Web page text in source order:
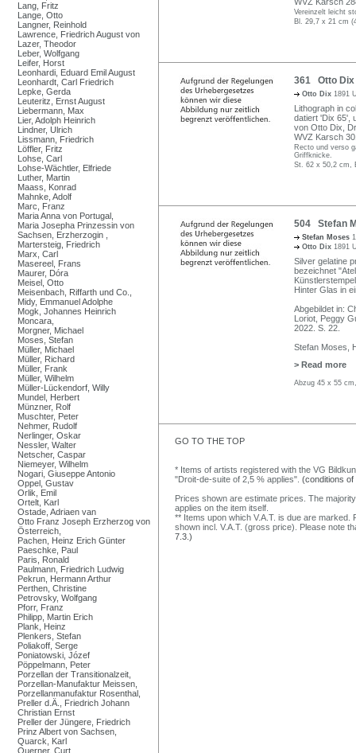
Lang, Fritz
Lange, Otto
Langner, Reinhold
Lawrence, Friedrich August von
Lazer, Theodor
Leber, Wolfgang
Leifer, Horst
Leonhardi, Eduard Emil August
Leonhardt, Carl Friedrich
Lepke, Gerda
Leuteritz, Ernst August
Liebermann, Max
Lier, Adolph Heinrich
Lindner, Ulrich
Lissmann, Friedrich
Löffler, Fritz
Lohse, Carl
Lohse-Wächtler, Elfriede
Luther, Martin
Maass, Konrad
Mahnke, Adolf
Marc, Franz
Maria Anna von Portugal,
Maria Josepha Prinzessin von
Sachsen, Erzherzogin ,
Martersteig, Friedrich
Marx, Carl
Masereel, Frans
Maurer, Dóra
Meisel, Otto
Meisenbach, Riffarth und Co.,
Midy, Emmanuel Adolphe
Mogk, Johannes Heinrich
Moncara,
Morgner, Michael
Moses, Stefan
Müller, Michael
Müller, Richard
Müller, Frank
Müller, Wilhelm
Müller-Lückendorf, Willy
Mundel, Herbert
Münzner, Rolf
Muschter, Peter
Nehmer, Rudolf
Nerlinger, Oskar
Nessler, Walter
Netscher, Caspar
Niemeyer, Wilhelm
Nogari, Giuseppe Antonio
Oppel, Gustav
Orlik, Emil
Ortelt, Karl
Ostade, Adriaen van
Otto Franz Joseph Erzherzog von
Österreich,
Pachen, Heinz Erich Günter
Paeschke, Paul
Paris, Ronald
Paulmann, Friedrich Ludwig
Pekrun, Hermann Arthur
Perthen, Christine
Petrovsky, Wolfgang
Pforr, Franz
Philipp, Martin Erich
Plank, Heinz
Plenkers, Stefan
Poliakoff, Serge
Poniatowski, Józef
Pöppelmann, Peter
Porzellan der Transitionalzeit,
Porzellan-Manufaktur Meissen,
Porzellanmanufaktur Rosenthal,
Preller d.Ä., Friedrich Johann
Christian Ernst
Preller der Jüngere, Friedrich
Prinz Albert von Sachsen,
Quarck, Karl
Querner, Curt
Vereinzelt leicht
Bl. 29,7 x 21 cm
361 Otto Dix
Otto Dix 1891
Lithograph in
datiert 'Dix 65',
von Otto Dix,
WVZ Karsch
Recto und verso
Griffknicke.
St. 62 x 50,2 cm,
504 Stefan
Stefan Moses
Otto Dix 1891
Silver gelatine
bezeichnet
Hinter Glas in
Abgebildet in:
Loriot, Peggy
2022. S. 22.
Stefan Moses,
> Read more
Abzug 45 x 55
GO TO THE TOP
* Items of artists registered with the VG
"Droit-de-suite of 2,5 % applies". (conditions of
Prices shown are estimate prices. The
applies on the item itself.
** Items upon which V.A.T. is due are
shown incl. V.A.T. (gross price). Please note
7.3.)